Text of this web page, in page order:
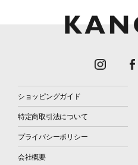
ショッピングガイド
特定商取引法について
プライバシーポリシー
会社概要